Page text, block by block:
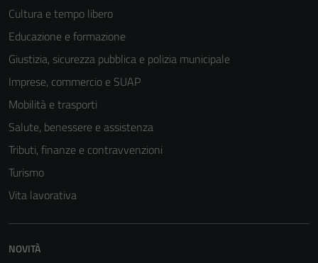
Cultura e tempo libero
Educazione e formazione
Giustizia, sicurezza pubblica e polizia municipale
Imprese, commercio e SUAP
Mobilità e trasporti
Salute, benessere e assistenza
Tributi, finanze e contravvenzioni
Turismo
Vita lavorativa
NOVITÀ